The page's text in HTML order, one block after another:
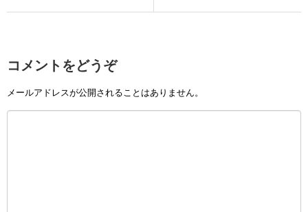
コメントをどうぞ
メールアドレスが公開されることはありません。